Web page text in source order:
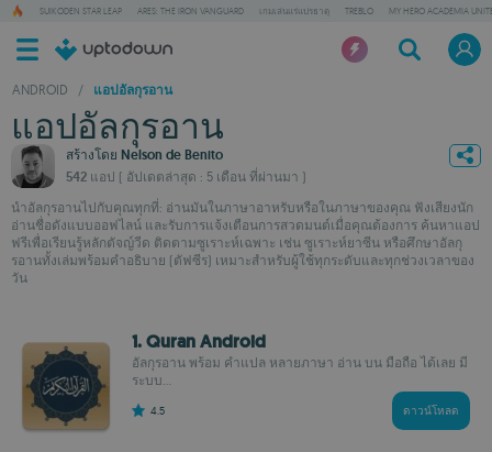
SUIKODEN STAR LEAP ARES: THE IRON VANGUARD เกมเล่นแร่แปรธาตุ TREBLO MY HERO ACADEMIA
ANDROID / แอปอัลกุรอาน
แอปอัลกุรอาน
สร้างโดย Nelson de Benito
542 แอป ( อัปเดตล่าสุด : 5 เดือน ที่ผ่านมา )
นำอัลกุรอานไปกับคุณทุกที่: อ่านมันในภาษาอาหรับหรือในภาษาของคุณ ฟังเสียงนัก
อ่านชื่อดังแบบออฟไลน์ และรับการแจ้งเตือนการสวดมนต์เมื่อคุณต้องการ ค้นหาแอป
ฟรีเพื่อเรียนรู้หลักตัจญ์วีด ติดตามซูเราะห์เฉพาะ เช่น ซูเราะห์ยาซีน หรือศึกษาอัลกุ
รอานทั้งเล่มพร้อมคำอธิบาย (ตัฟซีร) เหมาะสำหรับผู้ใช้ทุกระดับและทุกช่วงเวลาของ
วัน
1. Quran Android
อัลกุรอาน พร้อม คำแปล หลายภาษา อ่าน บน มือถือ ได้เลย มี
ระบบ...
4.5 ดาวน์โหลด